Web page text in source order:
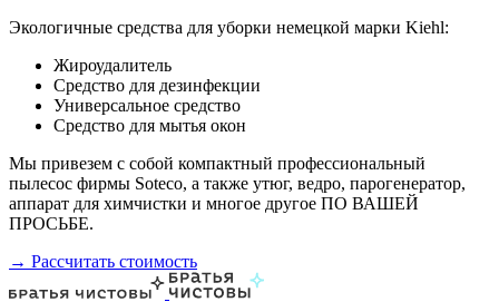
Экологичные средства для уборки немецкой марки Kiehl:
Жироудалитель
Средство для дезинфекции
Универсальное средство
Средство для мытья окон
Мы привезем с собой компактный профессиональный
пылесос фирмы Soteco, а также утюг, ведро, парогенератор,
аппарат для химчистки и многое другое ПО ВАШЕЙ
ПРОСЬБЕ.
→ Рассчитать стоимость